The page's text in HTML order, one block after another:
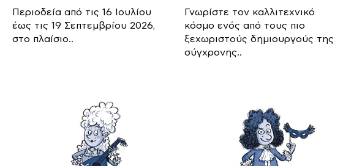
Περιοδεία από τις 16 Ιουλίου
έως τις 19 Σεπτεμβρίου 2026,
στο πλαίσιο..
Γνωρίστε τον καλλιτεχνικό
κόσμο ενός από τους πιο
ξεχωριστούς δημιουργούς της
σύγχρονης..